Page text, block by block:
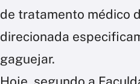
de tratamento médico
direcionada
gaguejar.
Hoje, segundo a